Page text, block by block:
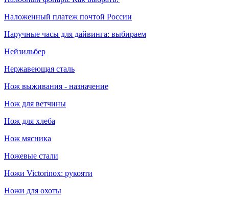
Наложенный платеж почтой России
Наручные часы для дайвинга: выбираем
Нейзильбер
Нержавеющая сталь
Нож выживания - назначение
Нож для ветчины
Нож для хлеба
Нож мясника
Ножевые стали
Ножи Victorinox: рукояти
Ножи для охоты